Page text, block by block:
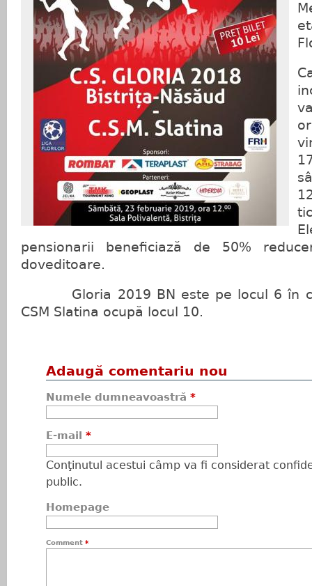
pensionarii beneficiază de 50%
doveditoare.
Gloria 2019 BN este pe locul 6 în
CSM Slatina ocupă locul 10.
Adaugă comentariu nou
Numele dumneavoastră *
E-mail *
Conţinutul acestui câmp va fi considerat
public.
Homepage
Comment *